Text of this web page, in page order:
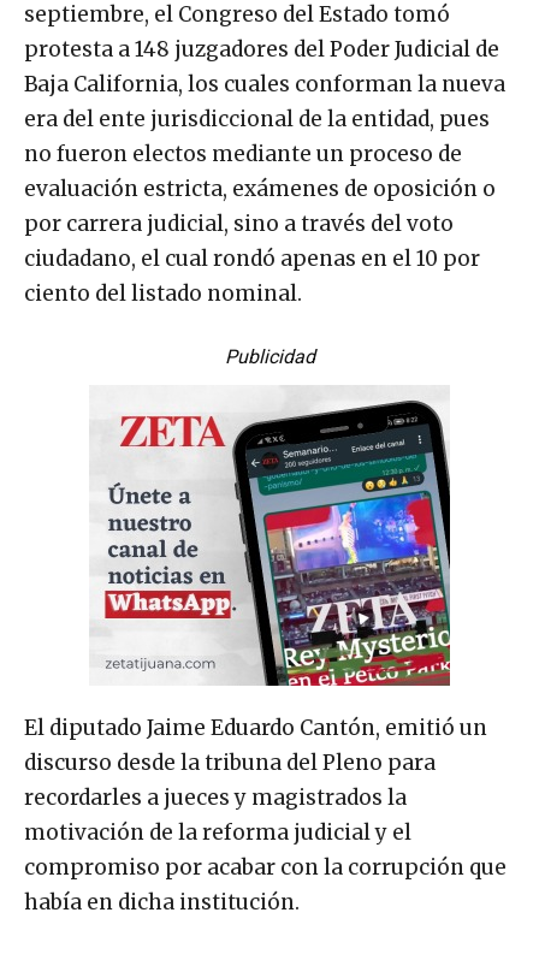
septiembre, el Congreso del Estado tomó
protesta a 148 juzgadores del Poder Judicial de
Baja California, los cuales conforman la nueva
era del ente jurisdiccional de la entidad, pues
no fueron electos mediante un proceso de
evaluación estricta, exámenes de oposición o
por carrera judicial, sino a través del voto
ciudadano, el cual rondó apenas en el 10 por
ciento del listado nominal.
Publicidad
El diputado Jaime Eduardo Cantón, emitió un
discurso desde la tribuna del Pleno para
recordarles a jueces y magistrados la
motivación de la reforma judicial y el
compromiso por acabar con la corrupción que
había en dicha institución.